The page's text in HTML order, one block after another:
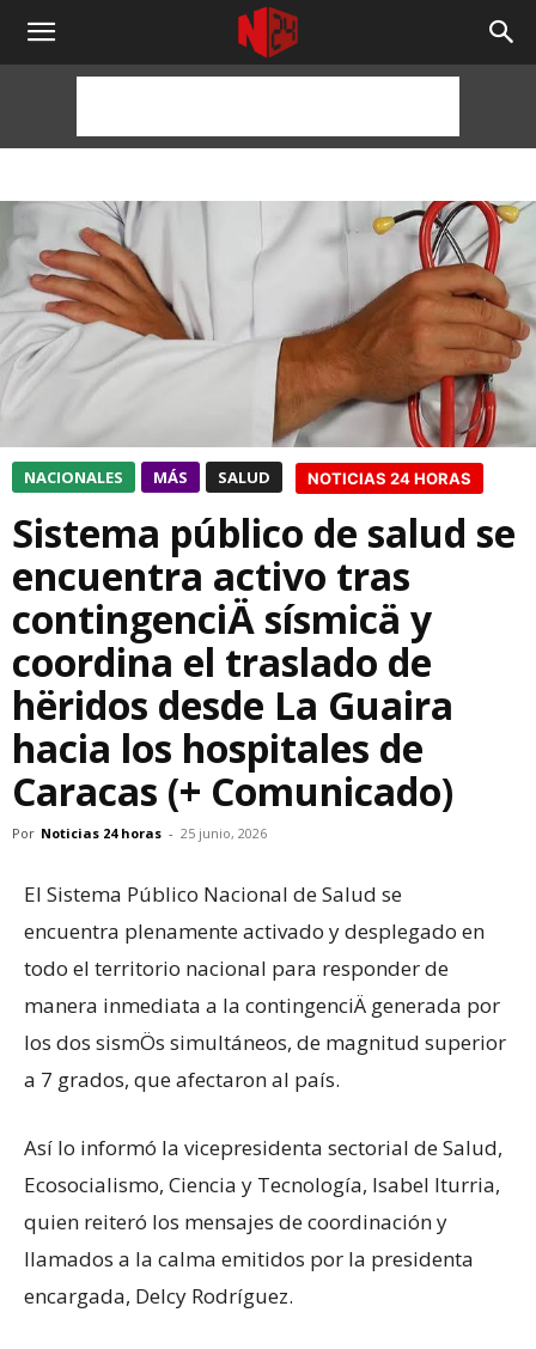
NOTICIAS
HORAS
NACIONALES MÁS SALUD NOTICIAS 24 HORAS
Sistema público de salud se
encuentra activo tras
contingenciÄ sísmicä y
coordina el traslado de
hëridos desde La Guaira
hacia los hospitales de
Caracas (+ Comunicado)
Por Noticias 24 horas - 25 junio, 2026
El Sistema Público Nacional de Salud se
encuentra plenamente activado y desplegado en
todo el territorio nacional para responder de
manera inmediata a la contingenciÄ generada por
los dos sismÖs simultáneos, de magnitud superior
a 7 grados, que afectaron al país.
Así lo informó la vicepresidenta sectorial de Salud,
Ecosocialismo, Ciencia y Tecnología, Isabel Iturria,
quien reiteró los mensajes de coordinación y
llamados a la calma emitidos por la presidenta
encargada, Delcy Rodríguez.